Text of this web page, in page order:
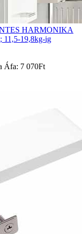
HARMONIKA
19,8kg-ig
Áfa: 7 070Ft